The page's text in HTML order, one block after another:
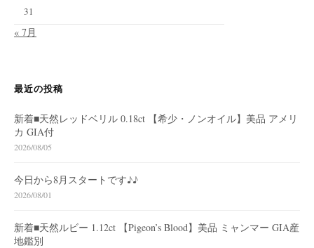
31
« 7月
最近の投稿
新着■天然レッドベリル 0.18ct 【希少・ノンオイル】美品 アメリ
カ GIA付
2026/08/05
今日から8月スタートです♪♪
2026/08/01
新着■天然ルビー 1.12ct 【Pigeon’s Blood】美品 ミャンマー GIA産
地鑑別